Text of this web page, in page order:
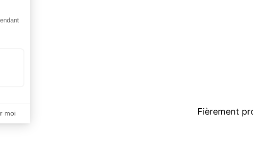
Fièrement